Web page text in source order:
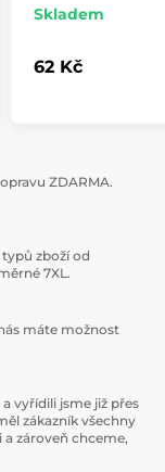
Skladem
62 Kč
ZDARMA.
zboží od
7XL.
máte možnost
vyřídili jsme již přes
zákazník všechny
zároveň chceme,